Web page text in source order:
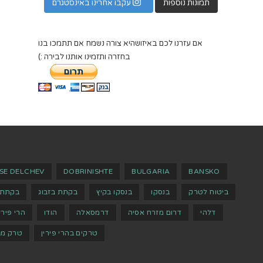
תמונות נוספות עקבו אחרינו באינסטגרם
אם עזרנו לכם באיזושהיא צורה נשמח אם תתמכו בנו
בחזרה ותזמינו אותנו לבירה :)
BANSKO
BULGARIA
DOBRINISHTE
DELCHEV
ביטוח לטרק בנסקו בנסקו בקיץ בקתת בזבוג בקתת
דלהי דרום מזרח אסיה דרמסאלה הודו הרי
טרקים בהרי פירין טרק